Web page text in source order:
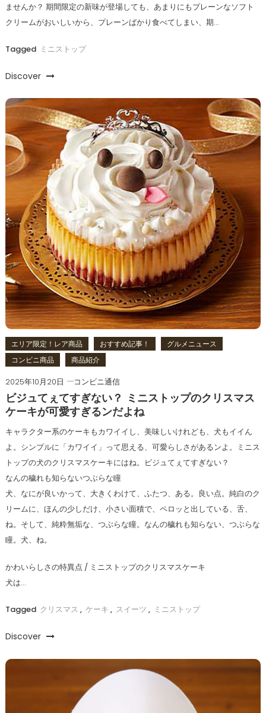
ませんか？ 期間限定の新味が登場しても、あまりにもプレーンなソフト
クリームがおいしいから、プレーンばかり食べてしまい、期…
Tagged ミニストップ
Discover
エリア限定！レア商品 おすすめ記事！
グルメニュース
コンビニ商品
商品紹介
2025年10月20日
コンビニ通信
ビジュてぇてすぎない？ ミニストップのクリスマス
ケーキが可愛すぎるンだよね
キャラクター系のケーキもカワイイし、美味しいけれども、犬もイイん
よ。シンプルに「カワイイ」って思える、可愛らしさがあるンよ。ミニス
トップの犬のクリスマスケーキにはね。ビジュてぇてすぎない？
なんの穢れも知らないつぶらな瞳
犬、なにが良いかって、大きくわけて、ふたつ、ある。良い点。純白のク
リームに、ほんの少しだけ、小さい面積で、ペロッと出している、舌、
ね。そして、純粋無垢な、つぶらな瞳。なんの穢れも知らない、つぶらな
瞳。犬、ね。
かわいらしさの特異点 / ミニストップのクリスマスケーキ
犬は…
Tagged クリスマス , ケーキ , スイーツ , ミニストップ
Discover